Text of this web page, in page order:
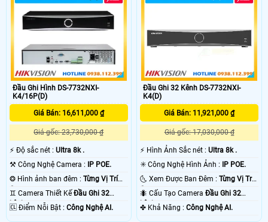
📀 Đầu thu camera ip 32 kênh Hikvision là dòng đầu ghi hình chuyên dụng
cho những dự án lớn. với chất lượng ghi hình chuẩn FULL HD va ultra HD
Giá rẻ so với đầu ghi 32 kênh Hikvision HD analog Đầu thu 32 kênh
Hikvision Ip sử dụng cho camera Ip và số lượng lớn thiết kế băng thông
card mạng cao phù hợp với nhu cầu sử dụng.
💾 Đầu thu 32 kênh Hikvision IP của nhiều thương hiệu camera. trong dó
những thương hiệu camera chất lượng như Hikvision, Daua, kbviision, Vantech,
UNV univew, Hikook đà những thương hiệu camera chất lượng uy tín 💡
Đầu Ghi Hình DS-7732NXI-
K4/16P(D)
Giá Bán: 16,611,000 ₫
Giá gốc: 23,730,000 ₫
️⚡ Độ sắc nét : Ultra 8k .
⚒ Công Nghệ Camera :
IP POE.
❂ Hình ảnh ban đêm : Từng Vị Trí
Camera .
♊ Camera Thiết Kế Đầu Ghi 32
kênh.
️🆑 Điểm Nỗi Bật : Công Nghệ AI.
Đầu Ghi 32 Kênh DS-7732NXI-
K4(D)
Giá Bán: 11,921,000 ₫
Giá gốc: 17,030,000 ₫
️⚡ Hình Ảnh Sắc nét :Ultra 8k .
✳️ Công Nghệ Hình Ảnh :
IP POE.
🌜 Xem Được Ban Đêm :Từng Vị Trí
Camera .
🐜 Cấu Tạo CameraĐầu Ghi 32
kênh.
️✤ Khả Năng :Công Nghệ AI.